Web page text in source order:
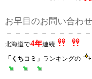
お早目のお問い合わ
－－－－－－－－－
北海道で4年連続
「くちコミ」 ランキングの